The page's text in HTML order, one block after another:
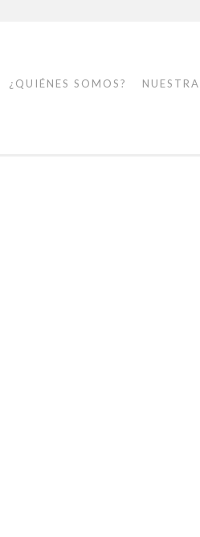
¿QUIÉNES SOMOS?